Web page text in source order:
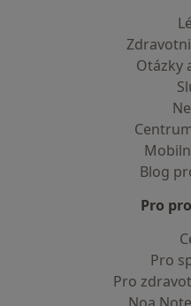
Otázky
Blog
Pro
Pro
Pro